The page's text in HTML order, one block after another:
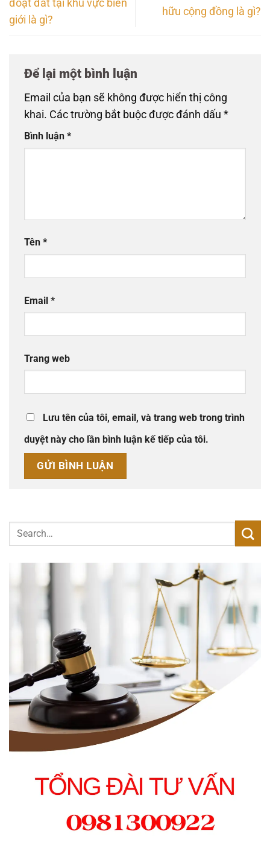
đoạt đất tại khu vực biên
giới là gì?
hữu cộng đồng là gì?
Để lại một bình luận
Email của bạn sẽ không được hiển thị công
khai. Các trường bắt buộc được đánh dấu *
Bình luận *
Tên *
Email *
Trang web
Lưu tên của tôi, email, và trang web trong trình
duyệt này cho lần bình luận kế tiếp của tôi.